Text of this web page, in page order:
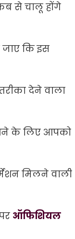
से चालू होंगे
जाए कि इस
देने वाला
के लिए आपको
मिलने वाली
ऑफिशियल